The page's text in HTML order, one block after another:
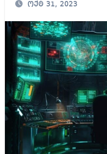
ოქტ 31, 2023